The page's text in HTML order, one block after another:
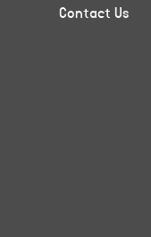
Contact Us